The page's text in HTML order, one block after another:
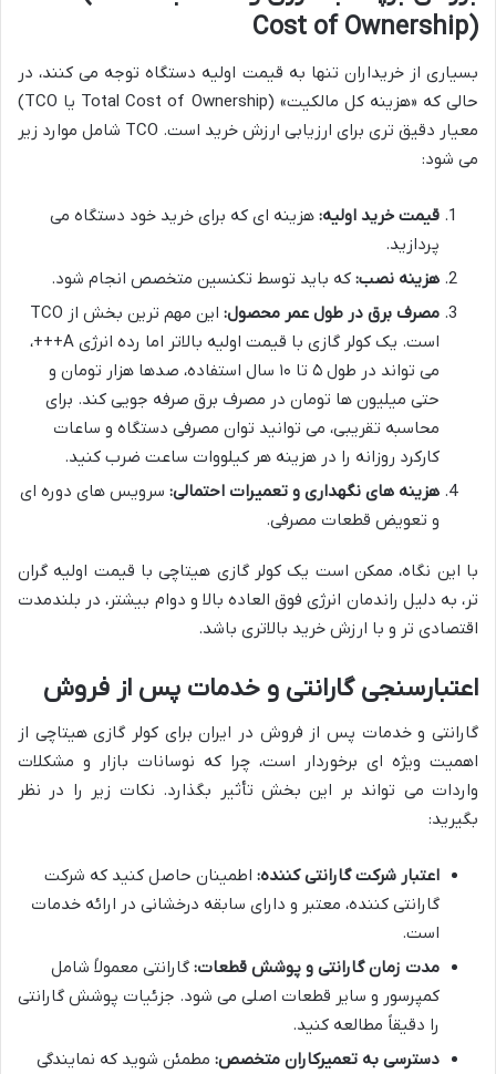
Cost of Ownership)
بسیاری از خریداران تنها به قیمت اولیه دستگاه توجه می کنند، در
حالی که «هزینه کل مالکیت» (Total Cost of Ownership یا TCO)
معیار دقیق تری برای ارزیابی ارزش خرید است. TCO شامل موارد زیر
می شود:
قیمت خرید اولیه: هزینه ای که برای خرید خود دستگاه می
پردازید.
هزینه نصب: که باید توسط تکنسین متخصص انجام شود.
مصرف برق در طول عمر محصول:
این مهم ترین بخش از TCO
است. یک کولر گازی با قیمت اولیه بالاتر اما رده انرژی A+++،
می تواند در طول ۵ تا ۱۰ سال استفاده، صدها هزار تومان و
حتی میلیون ها تومان در مصرف برق صرفه جویی کند. برای
محاسبه تقریبی، می توانید توان مصرفی دستگاه و ساعات
کارکرد روزانه را در هزینه هر کیلووات ساعت ضرب کنید.
هزینه های نگهداری و تعمیرات احتمالی: سرویس های دوره ای
و تعویض قطعات مصرفی.
با این نگاه، ممکن است یک کولر گازی هیتاچی با قیمت اولیه گران
تر، به دلیل راندمان انرژی فوق العاده بالا و دوام بیشتر، در بلندمدت
اقتصادی تر و با ارزش خرید بالاتری باشد.
اعتبارسنجی گارانتی و خدمات پس از فروش
گارانتی و خدمات پس از فروش در ایران برای کولر گازی هیتاچی از
اهمیت ویژه ای برخوردار است، چرا که نوسانات بازار و مشکلات
واردات می تواند بر این بخش تأثیر بگذارد. نکات زیر را در نظر
بگیرید:
اعتبار شرکت گارانتی کننده: اطمینان حاصل کنید که شرکت
گارانتی کننده، معتبر و دارای سابقه درخشانی در ارائه خدمات
است.
مدت زمان گارانتی و پوشش قطعات: گارانتی معمولاً شامل
کمپرسور و سایر قطعات اصلی می شود. جزئیات پوشش گارانتی
را دقیقاً مطالعه کنید.
دسترسی به تعمیرکاران متخصص: مطمئن شوید که نمایندگی